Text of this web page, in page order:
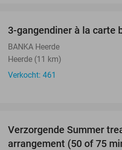
3-gangendiner à la carte
BANKA Heerde
Heerde (11 km)
Verkocht: 461
Verzorgende Summer
arrangement (50 of 75